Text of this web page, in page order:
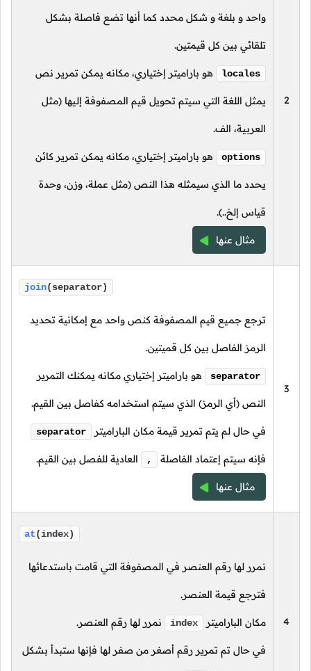
2
واحد و بلغة و شكل محدد كما أنها تضع فاصلة بشكل
تلقائي بين كل قيمتين.
locales هو باراميتر إختياري، مكانه يمكن تمرير نص
يمثل اللغة التي سيتم تحويل قيم المصفوفة إليها (مثل
العربية، الف.
options هو باراميتر إختياري، مكانه يمكن تمرير كائن
يحدد ما الذي سيمثله هذا النص (مثل عملة، وزن، وحدة
قياس إلخ..).
مثال عنها
3
join(separator)
ترجع جميع قيم المصفوفة كنص واحد مع إمكانية تحديد
الرمز الفاصل بين كل قميتين.
separator هو باراميتر إختياري مكانه يمكنك التمرير
النص (أي الرمز) الذي سيتم استخدامه كفاصل بين القيم.
في حال لم يتم تمرير قيمة مكان الباراميتر separator
فإنه سيتم إعتماد الفاصلة , العادية للفصل بين القيم.
مثال عنها
4
at(index)
نمرر لها رقم العنصر في المصفوفة التي قامت باستدعائها
فترجع قيمة العنصر.
مكان الباراميتر index نمرر لها رقم العنصر.
في حال تم تمرير رقم أصغر من صفر لها فإنها ستبدأ بشكل